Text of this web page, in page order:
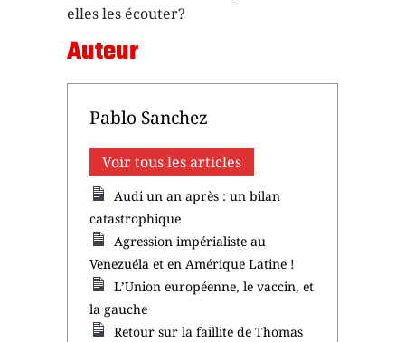
elles les écouter?
Auteur
Pablo Sanchez
Voir tous les articles
Audi un an après : un bilan
catastrophique
Agression impérialiste au
Venezuéla et en Amérique Latine !
L’Union européenne, le vaccin, et
la gauche
Retour sur la faillite de Thomas